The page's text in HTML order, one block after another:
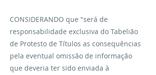
CONSIDERANDO que "será de
responsabilidade exclusiva do Tabelião
de Protesto de Títulos as consequências
pela eventual omissão de informação
que deveria ter sido enviada à